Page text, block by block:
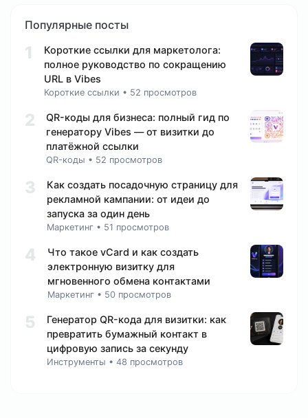
Популярные посты
1
Короткие ссылки для маркетолога:
полное руководство по сокращению
URL в Vibes
Короткие ссылки • 52 просмотров
2
QR-коды для бизнеса: полный гид по
генератору Vibes — от визитки до
платёжной ссылки
QR-коды • 52 просмотров
3
Как создать посадочную страницу для
рекламной кампании: от идеи до
запуска за один день
Маркетинг • 51 просмотров
4
Что такое vCard и как создать
электронную визитку для
мгновенного обмена контактами
Маркетинг • 50 просмотров
5
Генератор QR-кода для визитки: как
превратить бумажный контакт в
цифровую запись за секунду
Инструменты • 48 просмотров